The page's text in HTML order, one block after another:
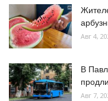
Авг 4,
В
Авг 7,